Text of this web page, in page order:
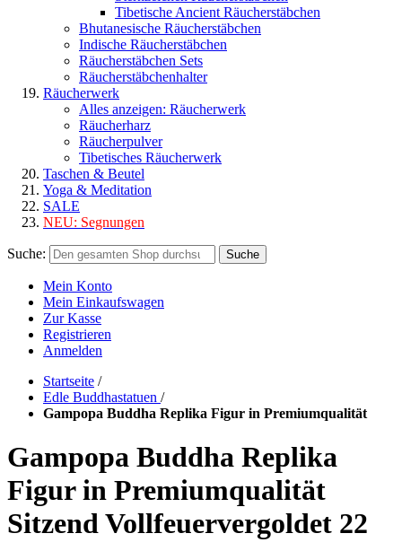
Tibetische Ancient Räucherstäbchen
Bhutanesische Räucherstäbchen
Indische Räucherstäbchen
Räucherstäbchen Sets
Räucherstäbchenhalter
Räucherwerk
Alles anzeigen: Räucherwerk
Räucherharz
Räucherpulver
Tibetisches Räucherwerk
Taschen & Beutel
Yoga & Meditation
SALE
NEU: Segnungen
Suche: Suche
Mein Konto
Mein Einkaufswagen
Zur Kasse
Registrieren
Anmelden
Startseite /
Edle Buddhastatuen /
Gampopa Buddha Replika Figur in Premiumqualität
Gampopa Buddha Replika
Figur in Premiumqualität
Sitzend Vollfeuervergoldet 22